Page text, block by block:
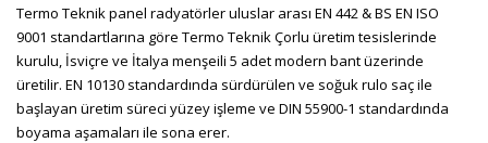
Termo Teknik panel radyatörler uluslar arası EN 442 & BS EN ISO
9001 standartlarına göre Termo Teknik Çorlu üretim tesislerinde
kurulu, İsviçre ve İtalya menşeili 5 adet modern bant üzerinde
üretilir. EN 10130 standardında sürdürülen ve soğuk rulo saç ile
başlayan üretim süreci yüzey işleme ve DIN 55900-1 standardında
boyama aşamaları ile sona erer.